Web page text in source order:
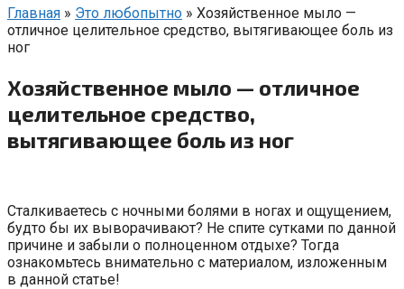
Главная » Это любопытно » Хозяйственное мыло —
отличное целительное средство, вытягивающее боль из
ног
Хозяйственное мыло — отличное
целительное средство,
вытягивающее боль из ног
Сталкиваетесь с ночными болями в ногах и ощущением,
будто бы их выворачивают? Не спите сутками по данной
причине и забыли о полноценном отдыхе? Тогда
ознакомьтесь внимательно с материалом, изложенным
в данной статье!